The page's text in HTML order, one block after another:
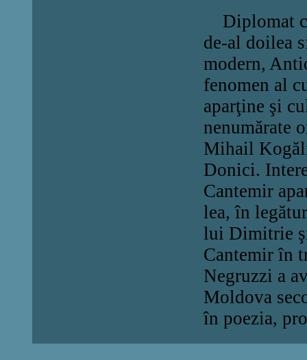
Diplomat
de-al doilea
modern,
fenomen al
aparţine şi
nenumărate
Mihail
Donici.
Cantemir
lea, în
lui Dimitrie
Cantemir în
Negruzzi a
Moldova
în poezia,